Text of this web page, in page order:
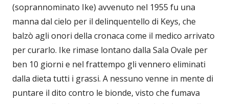
(soprannominato Ike) avvenuto nel 1955 fu una
manna dal cielo per il delinquentello di Keys, che
balzò agli onori della cronaca come il medico arrivato
per curarlo. Ike rimase lontano dalla Sala Ovale per
ben 10 giorni e nel frattempo gli vennero eliminati
dalla dieta tutti i grassi. A nessuno venne in mente di
puntare il dito contro le bionde, visto che fumava